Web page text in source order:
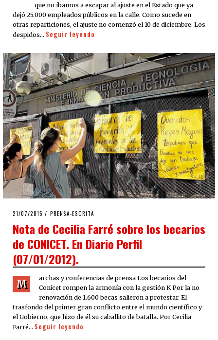
que no íbamos a escapar al ajuste en el Estado que ya
dejó 25.000 empleados públicos en la calle. Como sucede en
otras reparticiones, el ajuste no comenzó el 10 de diciembre. Los
despidos… Seguir leyendo
POSTED
21/07/2015 PRENSA-ESCRITA
Nota de Cecilia Farré sobre los becarios
de CONICET. En Diario Perfil
(07/01/2012).
M
archas y conferencias de prensa Los becarios del
Conicet rompen la armonía con la gestión K Por la no
renovación de 1.600 becas salieron a protestar. El
trasfondo del primer gran conflicto entre el mundo científico y
el Gobierno, que hizo de él su caballito de batalla. Por Cecilia
Farré… Seguir leyendo